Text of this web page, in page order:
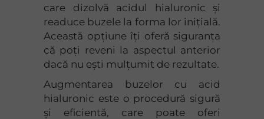
care dizolvă acidul hialuronic și
readuce buzele la forma lor inițială.
Această opțiune îți oferă siguranța
că poți reveni la aspectul anterior
dacă nu ești mulțumit de rezultate.
Augmentarea buzelor cu acid
hialuronic este o procedură sigură
și eficientă, care poate oferi